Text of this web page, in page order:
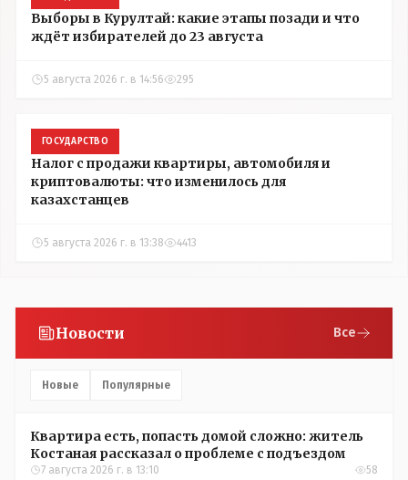
Выборы в Курултай: какие этапы позади и что
ждёт избирателей до 23 августа
5 августа 2026 г. в 14:56 295
ГОСУДАРСТВО
Налог с продажи квартиры, автомобиля и
криптовалюты: что изменилось для
казахстанцев
5 августа 2026 г. в 13:38 4413
Новости Все
Новые Популярные
Квартира есть, попасть домой сложно: житель
Костаная рассказал о проблеме с подъездом
7 августа 2026 г. в 13:10 58